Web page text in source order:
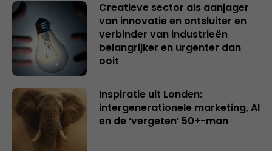
Creatieve sector als aanjager
van innovatie en ontsluiter en
verbinder van industrieën
belangrijker en urgenter dan
ooit
Inspiratie uit Londen:
intergenerationele marketing, AI
en de ‘vergeten’ 50+-man